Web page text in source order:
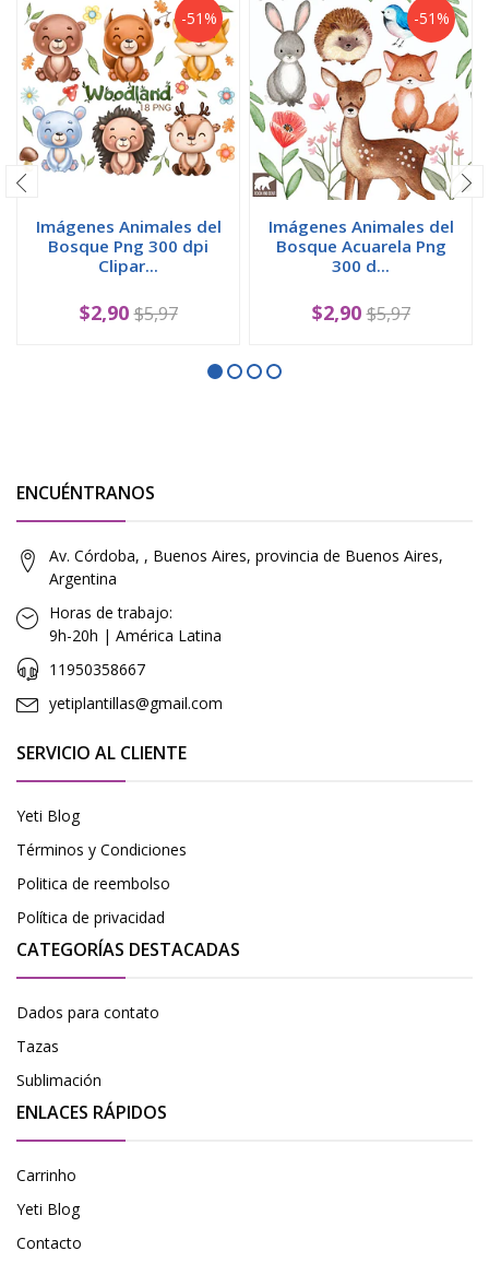
-51%
Imágenes Animales del
Bosque Png 300 dpi
Clipar...
$2,90 $5,97
-51%
Imágenes Animales del
Bosque Acuarela Png
300 d...
$2,90 $5,97
ENCUÉNTRANOS
Av. Córdoba, , Buenos Aires, provincia de Buenos Aires,
Argentina
Horas de trabajo:
9h-20h | América Latina
11950358667
yetiplantillas@gmail.com
SERVICIO AL CLIENTE
Yeti Blog
Términos y Condiciones
Politica de reembolso
Política de privacidad
CATEGORÍAS DESTACADAS
Dados para contato
Tazas
Sublimación
ENLACES RÁPIDOS
Carrinho
Yeti Blog
Contacto